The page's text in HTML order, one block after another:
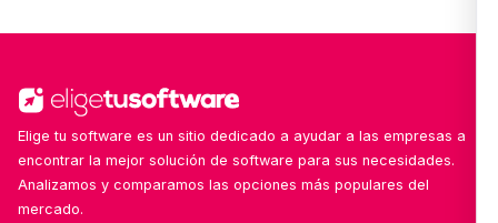
herramientas emergentes, locales o especializadas
Elige tu software es un sitio dedicado a ayudar a las empresas a
encontrar la mejor solución de software para sus necesidades.
Analizamos y comparamos las opciones más populares del
mercado.